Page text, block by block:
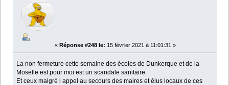
« Réponse #248 le: 15 février 2021 à 11:01:31 »
La non fermeture cette semaine des écoles de Dunkerque et de la
Moselle est pour moi est un scandale sanitaire
Et ceux malgré l appel au secours des maires et élus locaux de ces